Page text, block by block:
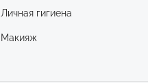
Личная гигиена
Макияж